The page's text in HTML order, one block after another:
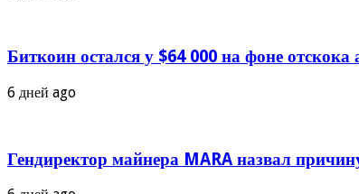
Биткоин остался у $64 000 на фоне
6 дней ago
Гендиректор майнера MARA назвал